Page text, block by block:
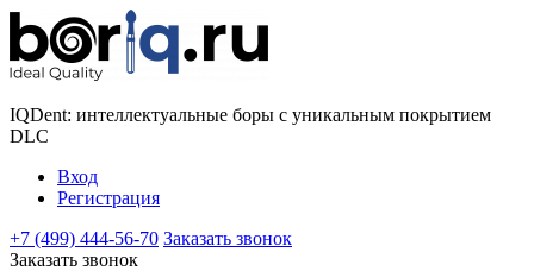
IQDent: интеллектуальные боры с уникальным покрытием
DLC
Вход
Регистрация
+7 (499) 444-56-70 Заказать звонок
Заказать звонок